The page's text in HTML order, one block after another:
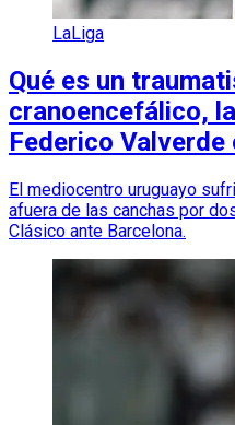
LaLiga
Qué es un
cranoencefálico,
Federico Valverde
El mediocentro uruguayo
afuera de las canchas por
Clásico ante Barcelona.